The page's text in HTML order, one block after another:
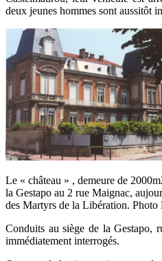
deux jeunes hommes sont aussitôt
Le « château » , demeure de
la Gestapo au 2 rue Maignac,
des Martyrs de la Libération. Photo
Conduits au siège de la Gestapo,
immédiatement interrogés.